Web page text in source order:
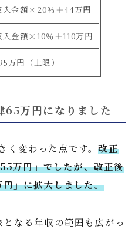
入金額×20％＋44万円
入金額×10％＋110万円
万円（上限）
65万円になりました
く変わった点です。改正
万円」でしたが、改正後
」に拡大しました。
なる年収の範囲も広がっ